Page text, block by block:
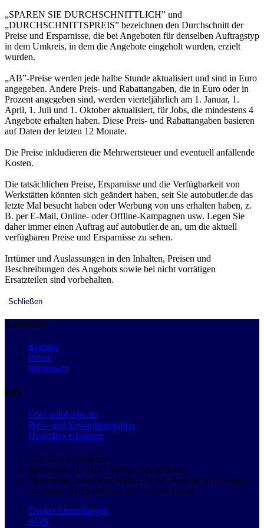
„SPAREN SIE DURCHSCHNITTLICH” und
„DURCHSCHNITTSPREIS” bezeichnen den Durchschnitt der
Preise und Ersparnisse, die bei Angeboten für denselben Auftragstyp
in dem Umkreis, in dem die Angebote eingeholt wurden, erzielt
wurden.
„AB”-Preise werden jede halbe Stunde aktualisiert und sind in Euro
angegeben. Andere Preis- und Rabattangaben, die in Euro oder in
Prozent angegeben sind, werden vierteljährlich am 1. Januar, 1.
April, 1. Juli und 1. Oktober aktualisiert, für Jobs, die mindestens 4
Angebote erhalten haben. Diese Preis- und Rabattangaben basieren
auf Daten der letzten 12 Monate.
Die Preise inkludieren die Mehrwertsteuer und eventuell anfallende
Kosten.
Die tatsächlichen Preise, Ersparnisse und die Verfügbarkeit von
Werkstätten könnten sich geändert haben, seit Sie autobutler.de das
letzte Mal besucht haben oder Werbung von uns erhalten haben, z.
B. per E-Mail, Online- oder Offline-Kampagnen usw. Legen Sie
daher immer einen Auftrag auf autobutler.de an, um die aktuell
verfügbaren Preise und Ersparnisse zu sehen.
Irrtümer und Auslassungen in den Inhalten, Preisen und
Beschreibungen des Angebots sowie bei nicht vorrätigen
Ersatzteilen sind vorbehalten.
Schließen
Autobutler
Kontakt
Presse
Impressum
Info
Über autobutler.de
Preis- und Ersparnisangaben
Qualitätswerkstätten
© 2026 Autobutler.de
Mühlenstr. 8a, 14167 Berlin, Deutschland
*Nationale Teilnehmer-Rufnr. (VoIP), Anrufkosten hängen
von Ihrem Telefonvertrag ab, max. 49 ct/min.
Cookie Einstellungen
AGB